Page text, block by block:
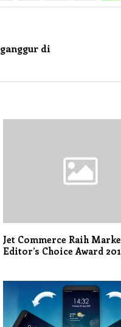
di
Jet Commerce Raih
Editor’s Choice Award